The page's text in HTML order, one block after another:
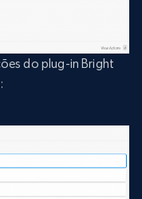
do plug-in Bright